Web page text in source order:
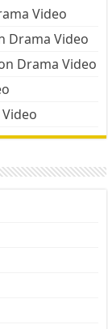
Video
Drama Video
Drama Video